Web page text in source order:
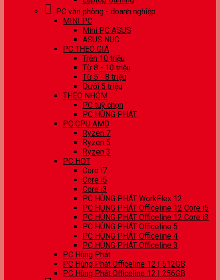
PC văn phòng - doanh nghiệp
MINI PC
Mini PC ASUS
ASUS NUC
PC THEO GIÁ
Trên 10 triệu
Từ 8 - 10 triệu
Từ 5 - 8 triệu
Dưới 5 triệu
THEO NHÓM
PC tuỳ chọn
PC HÙNG PHÁT
PC CPU AMD
Ryzen 7
Ryzen 5
Ryzen 3
PC HOT
Core i7
Core i5
Core i3
PC HÙNG PHÁT WorkFlex 12
PC HÙNG PHÁT Officeline 12 Core i5
PC HÙNG PHÁT Officeline 12 Core i3
PC HÙNG PHÁT Officeline 5
PC HÙNG PHÁT Officeline 4
PC HÙNG PHÁT Officeline 3
PC Hùng Phát
PC Hùng Phát Officeline 12 | 512GB
PC Hùng Phát Officeline 12 | 256GB